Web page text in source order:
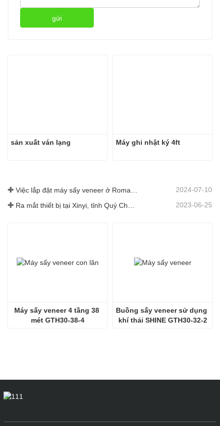
gửi
sản xuất ván lạng Máy ghi nhật ký 4ft
2024-07-10
Ra mắt thiết bị tại Xinyi, tỉnh Quý Châu, Trung Quốc 2023-06-25
Máy sấy veneer 4 tầng 38
mét GTH30-38-4
Buồng sấy veneer sử dụng
khí thải SHINE GTH30-32-2